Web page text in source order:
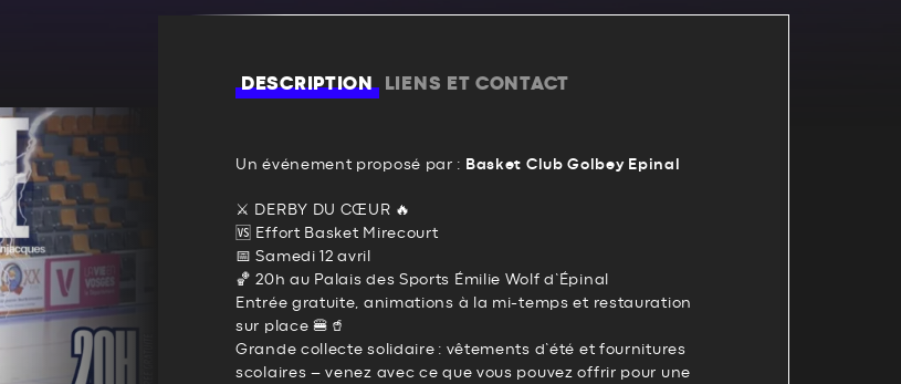
DESCRIPTION LIENS ET CONTACT
Un événement proposé par : Basket Club Golbey Epinal
⚔️ DERBY DU CŒUR 🔥
🆚 Effort Basket Mirecourt
📅 Samedi 12 avril
🏀 20h au Palais des Sports Émilie Wolf d’Épinal
Entrée gratuite, animations à la mi-temps et restauration
sur place 🍔🥤
Grande collecte solidaire : vêtements d’été et fournitures
scolaires – venez avec ce que vous pouvez offrir pour une